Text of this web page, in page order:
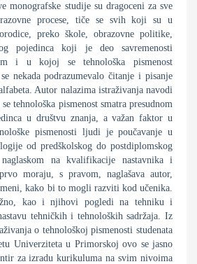
monografske studije su dragoceni za sve
procese, tiče se svih koji su u
preko škole, obrazovne politike,
pojedinca koji je deo savremenosti
i u kojoj se tehnološka pismenost
nekada podrazumevalo čitanje i pisanje
Autor nalazima istraživanja navodi
tehnološka pismenost smatra presudnom
u društvu znanja, a važan faktor u
pismenosti ljudi je poučavanje u
od predškolskog do postdiplomskog
na kvalifikacije nastavnika i
moraju, s pravom, naglašava autor,
kako bi to mogli razviti kod učenika.
kao i njihovi pogledi na tehniku i
tehničkih i tehnoloških sadržaja. Iz
o tehnološkoj pismenosti studenata
Univerziteta u Primorskoj ovo se jasno
za izradu kurikuluma na svim nivoima